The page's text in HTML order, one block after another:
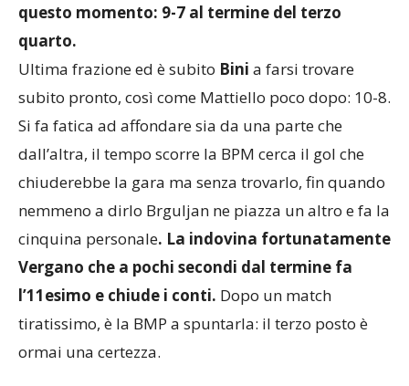
questo momento: 9-7 al termine del terzo
quarto.
Ultima frazione ed è subito Bini a farsi trovare
subito pronto, così come Mattiello poco dopo: 10-8.
Si fa fatica ad affondare sia da una parte che
dall’altra, il tempo scorre la BPM cerca il gol che
chiuderebbe la gara ma senza trovarlo, fin quando
nemmeno a dirlo Brguljan ne piazza un altro e fa la
cinquina personale. La indovina fortunatamente
Vergano che a pochi secondi dal termine fa
l’11esimo e chiude i conti. Dopo un match
tiratissimo, è la BMP a spuntarla: il terzo posto è
ormai una certezza.